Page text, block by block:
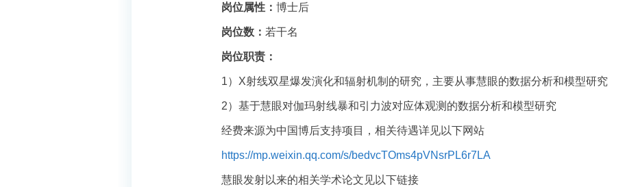
岗位属性： 博士后
岗位数： 若干名
岗位职责：
1） X射线双星爆发演化和辐射机制的研究，主要从事慧眼的数据分析和模型研究
2）基于慧眼对伽玛射线暴和引力波对应体观测的数据分析和模型研究
经费来源为中国博后支持项目，相关待遇详见以下网站
https://mp.weixin.qq.com/s/bedvcTOms4pVNsrPL6r7LA
慧眼发射以来的相关学术论文见以下链接